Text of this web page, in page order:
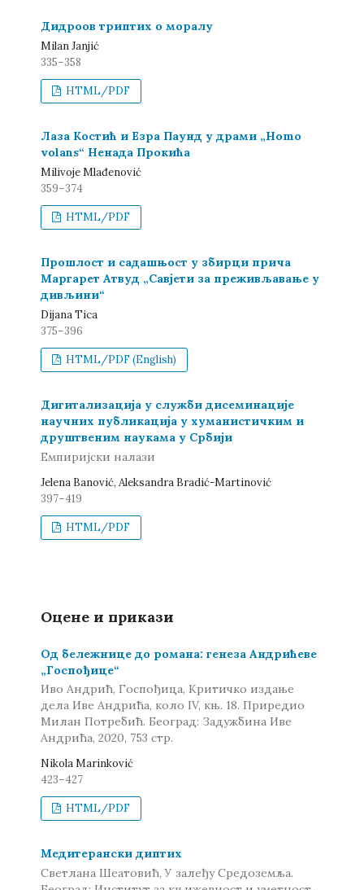
Дидроов триптих о моралу
Milan Janjić
335–358
HTML/PDF
Лаза Костић и Езра Паунд у драми „Homo
volans“ Ненада Прокића
Milivoje Mlađenović
359–374
HTML/PDF
Прошлост и садашњост у збирци прича
Маргарет Атвуд „Савјети за преживљавање у
дивљини“
Dijana Tica
375–396
HTML/PDF (English)
Дигитализација у служби дисеминације
научних публикација у хуманистичким и
друштвеним наукама у Србији
Емпиријски налази
Jelena Banović, Aleksandra Bradić-Martinović
397–419
HTML/PDF
Оцене и прикази
Од бележнице до романа: генеза Андрићеве
„Госпођице“
Иво Андрић, Госпођица, Критичко издање
дела Иве Андрића, коло IV, књ. 18. Приредио
Милан Потребић. Београд: Задужбина Иве
Андрића, 2020, 753 стр.
Nikola Marinković
423–427
HTML/PDF
Медитерански диптих
Светлана Шеатовић, У залеђу Средоземља.